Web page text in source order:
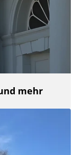
mehr